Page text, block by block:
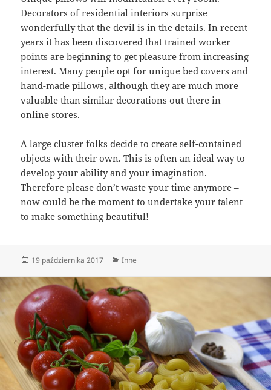
Decorators of residential interiors surprise
wonderfully that the devil is in the details. In recent
years it has been discovered that trained worker
points are beginning to get pleasure from increasing
interest. Many people opt for unique bed covers and
hand-made pillows, although they are much more
valuable than similar decorations out there in
online stores.
A large cluster folks decide to create self-contained
objects with their own. This is often an ideal way to
develop your ability and your imagination.
Therefore please don’t waste your time anymore –
now could be the moment to undertake your talent
to make something beautiful!
Data
19 października 2017 Kategorie
Inne